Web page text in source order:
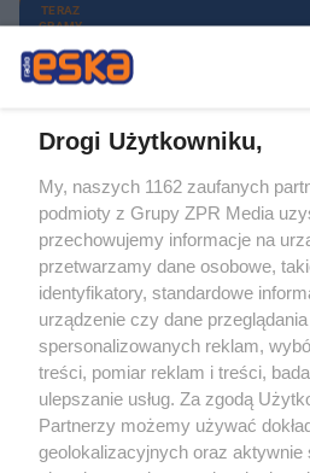
TERAZ
GRAMY
Żaden utwór zamieszczony w serwisie nie
rozpowszechniany lub dalej
tym także elektroniczny lub mechaniczny)
eksploatacji w jakiejkolwiek formie,
bez pisemnej zgody właściciela praw.
wykorzystanie utworów w całości lub w
bez właściwej zgody, jest zabronione pod
prawnie.
Drogi Użytkowniku,
My, naszych 1162 zaufanych
podmioty z Grupy ZPR Media
przechowujemy informacje na
przetwarzamy dane osobowe,
identyfikatory, standardowe
urządzenie czy dane
spersonalizowanych reklam,
treści, pomiar reklam i treści,
ulepszanie usług. Za zgodą
Partnerzy możemy używać
geolokalizacyjnych oraz aktywnie